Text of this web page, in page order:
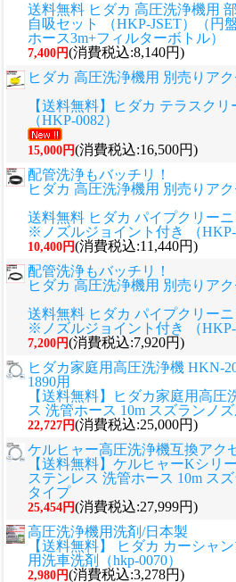
送料無料 ヒダカ 高圧洗浄機用
自吸セット （HKP-JSET）（円
ホース3m+フィルターボトル）
7,400円(消費税込:8,140円)
ヒダカ 高圧洗浄機用 別売りア
【送料無料】ヒダカ テラスク
（HKP-0082）
15,000円(消費税込:16,500円)
配管洗浄もバッチリ！
ヒダカ 高圧洗浄機用 別売りア
送料無料 ヒダカ パイプクリー
※ノズルジョイント付き （HKP-
10,400円(消費税込:11,440円)
配管洗浄もバッチリ！
ヒダカ 高圧洗浄機用 別売りア
送料無料 ヒダカ パイプクリー
※ノズルジョイント付き （HKP-
7,200円(消費税込:7,920円)
ヒダカ家庭用高圧洗浄機 HKN-
1890用
【送料無料】ヒダカ家庭用高圧
ス 洗管ホース 10m スズランノ
22,727円(消費税込:25,000円)
ケルヒャー高圧洗浄機互換アク
【送料無料】ケルヒャーKシリ
ステンレス 洗管ホース 10m ス
タイプ
25,454円(消費税込:27,999円)
高圧洗浄機用洗剤/日本製
【送料無料】 ヒダカ カーシャ
用洗車洗剤（hkp-0070）
2,980円(消費税込:3,278円)